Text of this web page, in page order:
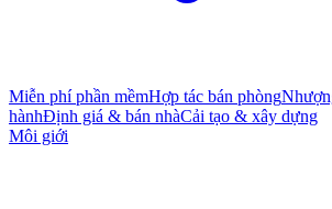
Miễn phí phần mềmHợp tác bán phòng
hànhĐịnh giá & bán nhàCải tạo & xây dựng
Môi giới